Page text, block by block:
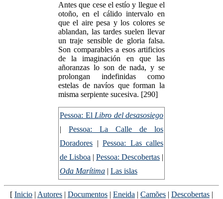
Antes que cese el estío y llegue el
otoño, en el cálido intervalo en
que el aire pesa y los colores se
ablandan, las tardes suelen llevar
un traje sensible de gloria falsa.
Son comparables a esos artificios
de la imaginación en que las
añoranzas lo son de nada, y se
prolongan indefinidas como
estelas de navíos que forman la
misma serpiente sucesiva. [290]
Pessoa: El Libro del desasosiego
| Pessoa: La Calle de los
Doradores | Pessoa: Las calles
de Lisboa | Pessoa: Descobertas |
Oda Marítima | Las islas
[ Inicio | Autores | Documentos | Eneida | Camões | Descobertas |